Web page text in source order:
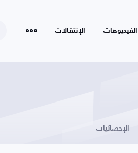
الفيديوهات الإنتقالات
الإحصائيات